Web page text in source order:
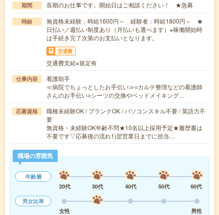
期間 長期のお仕事です。開始日はご相談ください！ ★急募
時給
無資格未経験：時給1600円～ 経験者：時給1800円～ ★
日払い／週払い制度あり（月払いも選べます）※稼働開始時
は手続き完了次第のお支払いとなります。
交通費
交通費支給※規定有
仕事内容
看護助手
≪病院でちょっとしたお手伝い≫○カルテ整理などの看護師
さんのお手伝い○シーツの交換やベッドメイキング…
応募資格
職種未経験OK / ブランクOK / パソコンスキル不要 / 英語力不
要
無資格・未経験OK年齢不問★10名以上採用予定★履歴書は
不要です▽応募後の流れ1)翌営業日までに担当…
職場の雰囲気
年齢層
20代
30代 40代 50代
60代
男女比率
女性
男性